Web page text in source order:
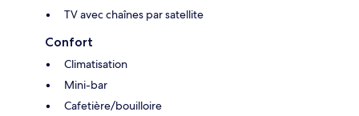
TV avec chaînes par satellite
Confort
Climatisation
Mini-bar
Cafetière/bouilloire